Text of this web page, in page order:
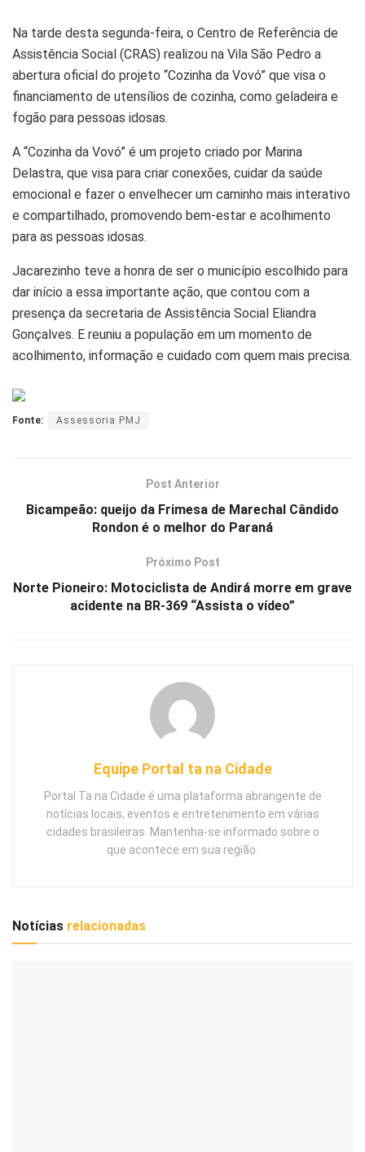
Na tarde desta segunda-feira, o Centro de Referência de
Assistência Social (CRAS) realizou na Vila São Pedro a
abertura oficial do projeto “Cozinha da Vovó” que visa o
financiamento de utensílios de cozinha, como geladeira e
fogão para pessoas idosas.
A “Cozinha da Vovó” é um projeto criado por Marina
Delastra, que visa para criar conexões, cuidar da saúde
emocional e fazer o envelhecer um caminho mais interativo
e compartilhado, promovendo bem-estar e acolhimento
para as pessoas idosas.
Jacarezinho teve a honra de ser o município escolhido para
dar início a essa importante ação, que contou com a
presença da secretaria de Assistência Social Eliandra
Gonçalves. E reuniu a população em um momento de
acolhimento, informação e cuidado com quem mais precisa.
Fonte: Assessoria PMJ
Post Anterior
Bicampeão: queijo da Frimesa de Marechal Cândido
Rondon é o melhor do Paraná
Próximo Post
Norte Pioneiro: Motociclista de Andirá morre em grave
acidente na BR-369 “Assista o vídeo”
Equipe Portal ta na Cidade
Portal Ta na Cidade é uma plataforma abrangente de
notícias locais, eventos e entretenimento em várias
cidades brasileiras. Mantenha-se informado sobre o
que acontece em sua região.
Notícias relacionadas